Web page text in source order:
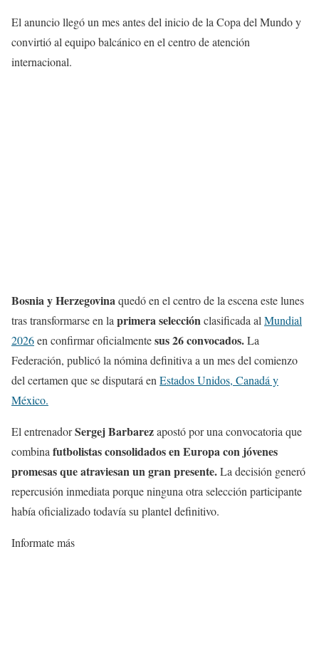
El anuncio llegó un mes antes del inicio de la Copa del Mundo y
convirtió al equipo balcánico en el centro de atención
internacional.
Bosnia y Herzegovina quedó en el centro de la escena este lunes
tras transformarse en la primera selección clasificada al Mundial
2026en confirmar oficialmentesus 26 convocados.La
Federación, publicó la nómina definitiva a un mes del comienzo
del certamen que se disputará en Estados Unidos, Canadá y
México.
El entrenadorSergej Barbarezapostó por una convocatoria que
combina futbolistas consolidados en Europa con jóvenes
promesas que atraviesan un gran presente.La decisión generó
repercusión inmediata porque ninguna otra selección participante
había oficializado todavía su plantel definitivo.
Informate más